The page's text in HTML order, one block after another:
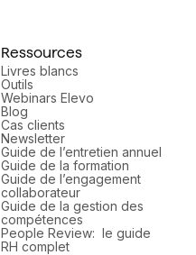
Ressources
Livres blancs
Outils
Webinars Elevo
Blog
Cas clients
Newsletter
Guide de l’entretien annuel
Guide de la formation
Guide de l’engagement
collaborateur
Guide de la gestion des
compétences
People Review: le guide
RH complet